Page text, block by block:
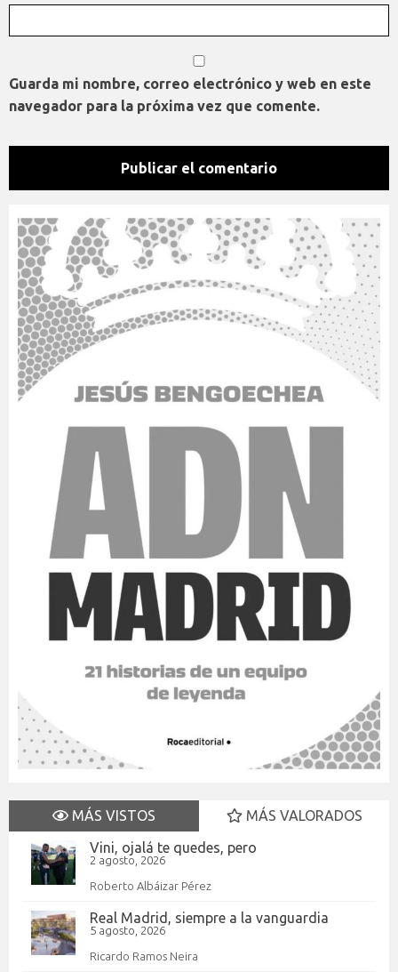
Guarda mi nombre, correo electrónico y web en este
navegador para la próxima vez que comente.
MÁS VISTOS
MÁS VALORADOS
Vini, ojalá te quedes, pero
2 agosto, 2026
Roberto Albáizar Pérez
Real Madrid, siempre a la vanguardia
5 agosto, 2026
Ricardo Ramos Neira